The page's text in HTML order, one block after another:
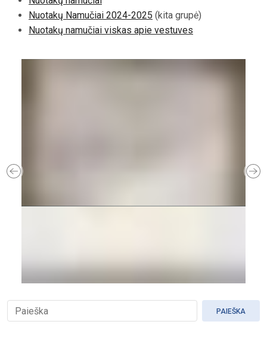
Nuotakų namučiai
Nuotakų Namučiai 2024-2025 (kita grupė)